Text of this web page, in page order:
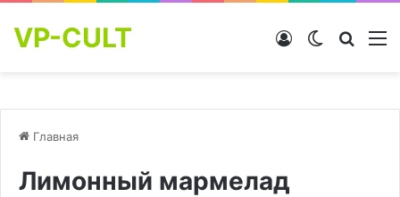
VP-CULT Switch skin
Войти
Главная
Лимонный мармелад